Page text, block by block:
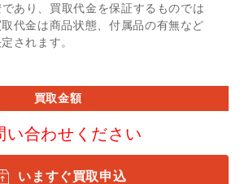
あり、買取代金を保証するものでは
代金は商品状態、付属品の有無など
されます。
買取金額
い合わせください
いますぐ買取申込